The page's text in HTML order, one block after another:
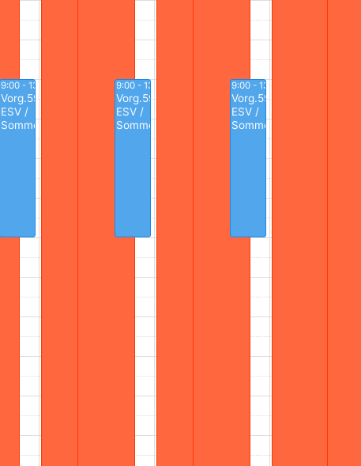
9:00 - 13:00
Vorg.593
ESV /
Sommercamp
9:00 - 13:00
Vorg.593
ESV /
Sommercamp
9:00 - 13:00
Vorg.593
ESV /
Sommercamp